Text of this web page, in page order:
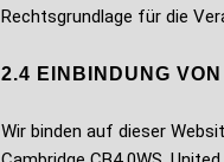
Rechtsgrundlage für die
2.4 EINBINDUNG
Wir binden auf dieser